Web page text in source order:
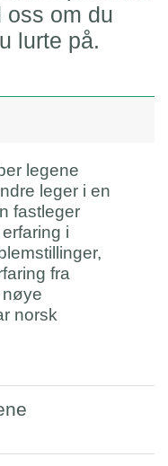
oss om du
lurte på.
legene
leger i en
fastleger
i
fra
nøye
norsk